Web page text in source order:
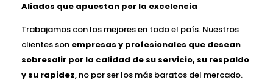
Aliados que apuestan por la excelencia
Trabajamos con los mejores en todo el país. Nuestros
clientes son empresas y profesionales que desean
sobresalir por la calidad de su servicio, su respaldo
y su rapidez, no por ser los más baratos del mercado.